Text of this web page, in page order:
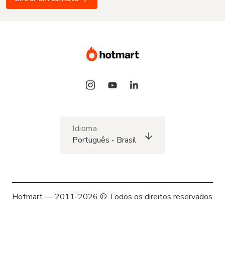
Idioma
Português - Brasil
Hotmart — 2011-2026 © Todos os direitos reservados